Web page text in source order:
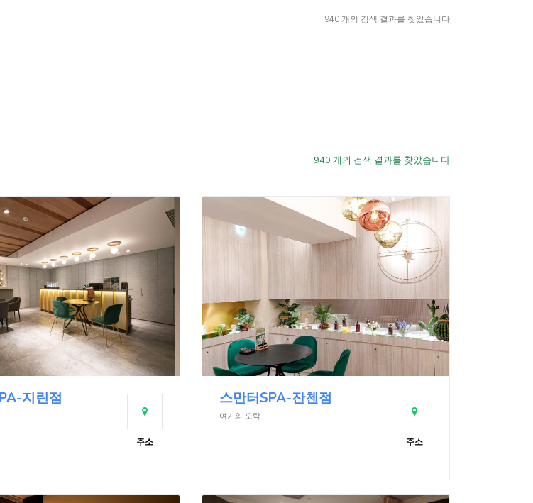
940개의 검색 결과를 찾았습니다
940 개의 검색 결과를 찾았습니다
지린점
주소
스만터SPA-잔첸점
여가와 오락
주소